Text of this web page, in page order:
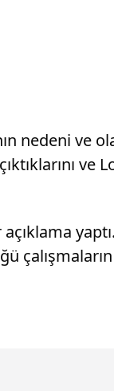
nedeni ve
ve